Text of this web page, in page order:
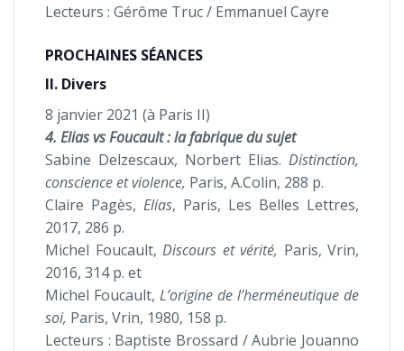
Lecteurs : Gérôme Truc / Emmanuel Cayre
PROCHAINES SÉANCES
II. Divers
8 janvier 2021 (à Paris II)
4. Elias vs Foucault : la fabrique du sujet
Sabine Delzescaux, Norbert Elias. Distinction,
conscience et violence, Paris, A.Colin, 288 p.
Claire Pagès, Elias, Paris, Les Belles Lettres,
2017, 286 p.
Michel Foucault, Discours et vérité, Paris, Vrin,
2016, 314 p. et
Michel Foucault, L’origine de l’herméneutique de
soi, Paris, Vrin, 1980, 158 p.
Lecteurs : Baptiste Brossard / Aubrie Jouanno